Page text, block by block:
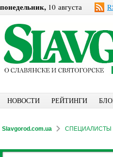
понедельник, 10 августа
НОВОСТИ РЕЙТИНГИ
Slavgorod.com.ua СПЕЦИАЛИСТЫ